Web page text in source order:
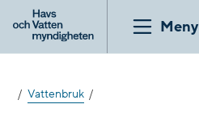
till
innehåll
Meny
Vattenbruk